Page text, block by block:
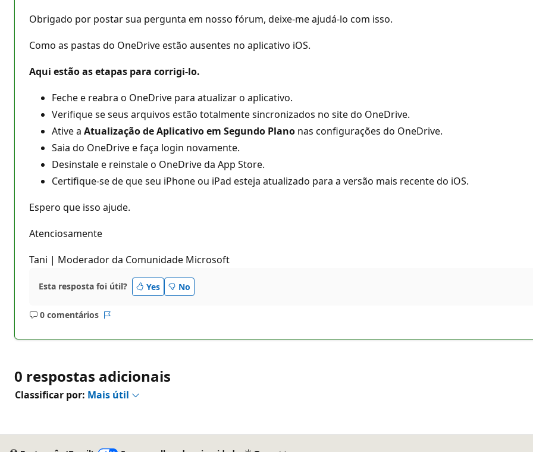
Obrigado por postar sua pergunta em nosso fórum, deixe-me ajudá-lo com isso.
Como as pastas do OneDrive estão ausentes no aplicativo iOS.
Aqui estão as etapas para corrigi-lo.
Feche e reabra o OneDrive para atualizar o aplicativo.
Verifique se seus arquivos estão totalmente sincronizados no site do OneDrive.
Ative a Atualização de Aplicativo em Segundo Plano nas configurações do OneDrive.
Saia do OneDrive e faça login novamente.
Desinstale e reinstale o OneDrive da App Store.
Certifique-se de que seu iPhone ou iPad esteja atualizado para a versão mais recente do iOS.
Espero que isso ajude.
Atenciosamente
Tani | Moderador da Comunidade Microsoft
Esta resposta foi útil? Yes No
0 comentários
Sem
0 respostas adicionais
Classificar por: Mais útil